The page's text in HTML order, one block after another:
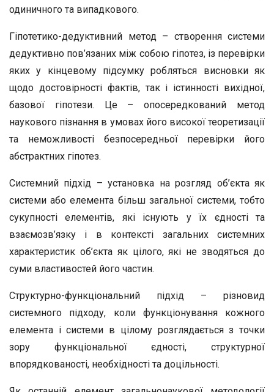
одиничного та випадкового.
Гіпотетико-дедуктивний метод – створення системи
дедуктивно пов’язаних між собою гіпотез, із перевірки
яких у кінцевому підсумку робляться висновки як
щодо достовірності фактів, так і істинності вихідної,
базової гіпотези. Це – опосередкований метод
наукового пізнання в умовах його високої теоретизації
та неможливості безпосередньої перевірки його
абстрактних гіпотез.
Системний підхід – установка на розгляд об’єкта як
системи або елемента більш загальної системи, тобто
сукупності елементів, які існують у їх єдності та
взаємозв’язку і в контексті загальних системних
характеристик об’єкта як цілого, які не зводяться до
суми властивостей його частин.
Структурно-функціональний підхід – різновид
системного підходу, коли функціонування кожного
елемента і системи в цілому розглядається з точки
зору функціональної єдності, структурної
впорядкованості, необхідності та доцільності.